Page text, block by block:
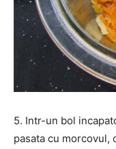
5. Intr-un bol
pasata cu morcovul,